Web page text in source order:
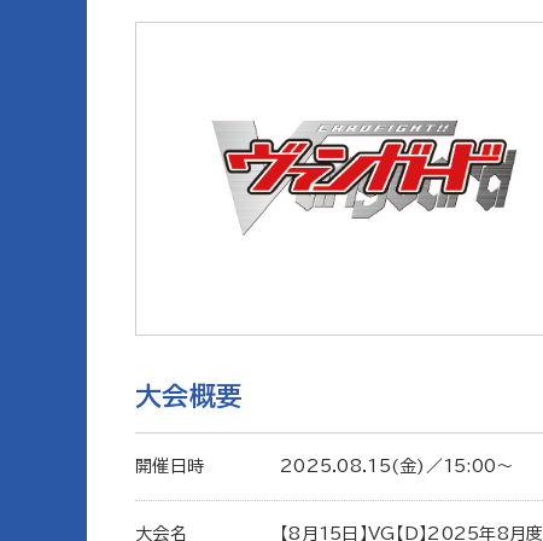
大会概要
開催日時 2025.08.15(金)／15:00〜
大会名 【8月15日】VG【D】2025年8月